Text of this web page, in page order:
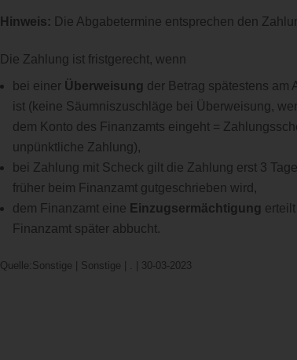
Hinweis: Die Abgabetermine entsprechen den
Die Zahlung ist fristgerecht, wenn
bei einer Überweisung der Betrag spätestens am
ist (keine Säumniszuschläge bei Überweisung,
dem Konto des Finanzamts eingeht =
unpünktliche Zahlung),
bei Zahlung mit Scheck gilt die Zahlung erst 3
früher beim Finanzamt gutgeschrieben wird,
dem Finanzamt eine Einzugsermächtigung
Finanzamt später abbucht.
Quelle:Sonstige | Sonstige | . | 30-03-2023